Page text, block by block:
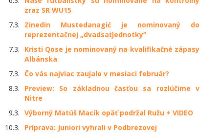
zraz SR WU15
7.3.
Zinedin Mustedanagić je nominovaný do
reprezentačnej „dvadsaťjednotky“
7.3.
Kristi Qose je nominovaný na kvalifikačné zápasy
Albánska
7.3. Čo vás najviac zaujalo v mesiaci február?
8.3.
Preview: So základnou časťou sa rozlúčime v
Nitre
9.3. Výborný Matúš Macík opäť podržal Ružu + VIDEO
10.3.
Príprava: Juniori vyhrali v Podbrezovej